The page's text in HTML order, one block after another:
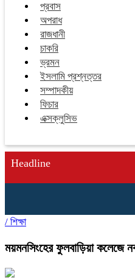
প্রবাস
অপরাধ
রাজধানী
চাকরি
ভ্রমন
ইসলামি প্রশ্নত্তর
সম্পাদকীয়
ফিচার
এক্সক্লুসিভ
Headline
/ শিক্ষা
ময়মনসিংহের ফুলবাড়িয়া কলেজে